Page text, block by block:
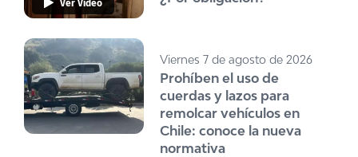
Viernes 7 de agosto de 2026
Prohíben el uso de
cuerdas y lazos para
remolcar vehículos en
Chile: conoce la nueva
normativa